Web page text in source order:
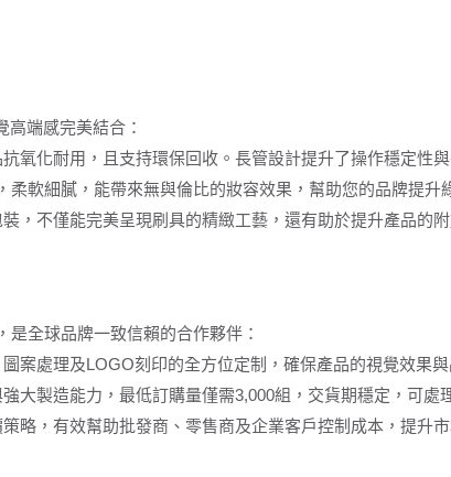
端感完美結合：
化耐用，且支持環保回收。長管設計提升了操作穩定性
軟細膩，能帶來無與倫比的妝容效果，幫助您的品牌提升
不僅能完美呈現刷具的精緻工藝，還有助於提升產品的
全球品牌一致信賴的合作夥伴：
案處理及LOGO刻印的全方位定制，確保產品的視覺效果與
製造能力，最低訂購量僅需3,000組，交貨期穩定，可處
，有效幫助批發商、零售商及企業客戶控制成本，提升市